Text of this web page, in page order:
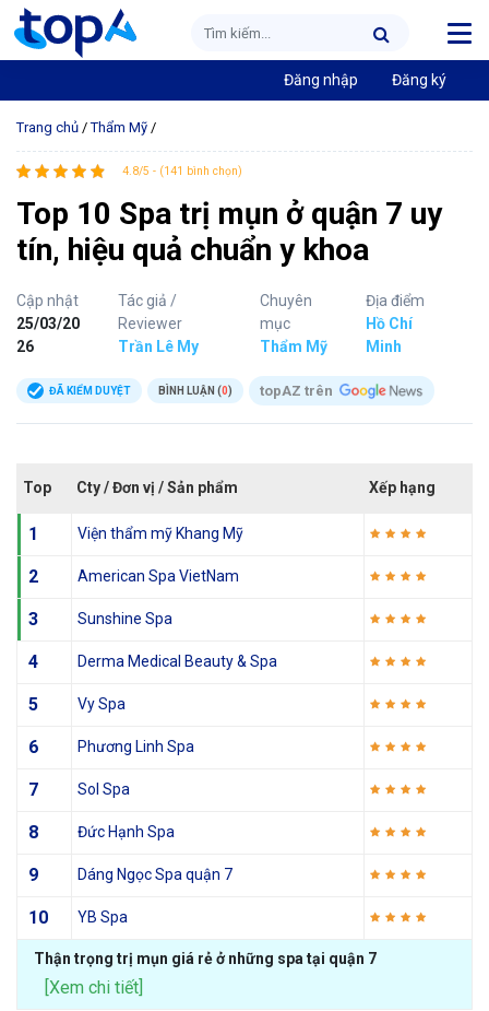
Đăng nhập Đăng ký
Trang chủ /Thẩm Mỹ /
4.8/5 - (141 bình chọn)
Top 10 Spa trị mụn ở quận 7 uy
tín, hiệu quả chuẩn y khoa
Cập nhật
25/03/20
26
Tác giả /
Reviewer
Trần Lê My
Chuyên
mục
Thẩm Mỹ
Địa điểm
Hồ Chí
Minh
ĐÃ KIỂM DUYỆT BÌNH LUẬN (0) topAZ trên
Top Cty / Đơn vị / Sản phẩm Xếp hạng
1 Viện thẩm mỹ Khang Mỹ
2 American Spa VietNam
3 Sunshine Spa
4 Derma Medical Beauty & Spa
5 Vy Spa
6 Phương Linh Spa
7 Sol Spa
8 Đức Hạnh Spa
9 Dáng Ngọc Spa quận 7
10 YB Spa
Thận trọng trị mụn giá rẻ ở những spa tại quận 7
[Xem chi tiết]